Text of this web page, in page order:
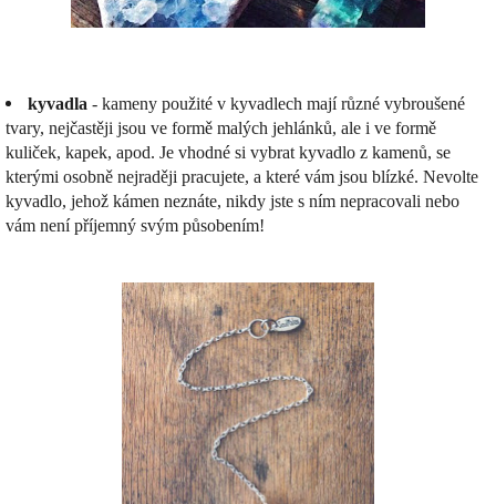
kyvadla - kameny použité v kyvadlech mají různé vybroušené
tvary, nejčastěji jsou ve formě malých jehlánků, ale i ve formě
kuliček, kapek, apod. Je vhodné si vybrat kyvadlo z kamenů, se
kterými osobně nejraději pracujete, a které vám jsou blízké. Nevolte
kyvadlo, jehož kámen neznáte, nikdy jste s ním nepracovali nebo
vám není příjemný svým působením!